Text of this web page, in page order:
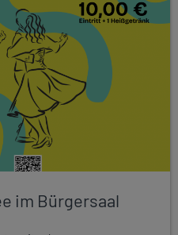
im Bürgersaal